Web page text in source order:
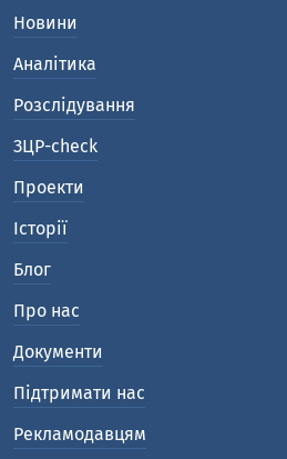
Новини
Аналітика
Розслідування
ЗЦР-check
Проекти
Історії
Блог
Про нас
Документи
Підтримати нас
Рекламодавцям